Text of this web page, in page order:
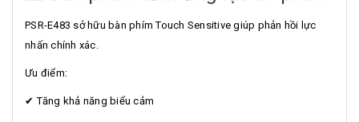
PSR-E483 sở hữu bàn phím Touch Sensitive giúp phản hồi lực
nhấn chính xác.
Ưu điểm:
✔ Tăng khả năng biểu cảm